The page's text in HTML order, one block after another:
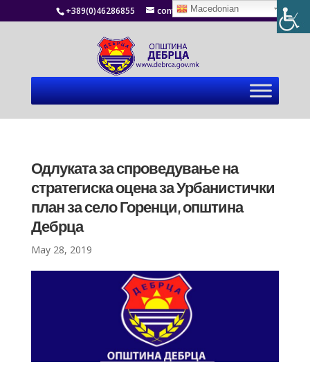
+389(0)46286855 contact@debrca.gov.mk
Одлуката за спроведување на
стратегиска оцена за Урбанистички
план за село Горенци, општина
Дебрца
May 28, 2019
Macedonian